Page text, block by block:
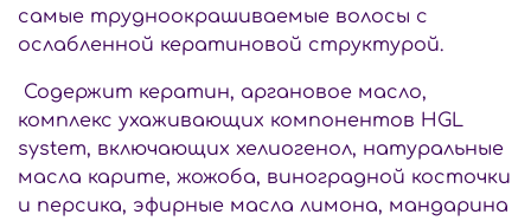
самые трудноокрашиваемые волосы с
ослабленной кератиновой структурой.
Содержит кератин, аргановое масло,
комплекс ухаживающих компонентов HGL
system, включающих хелиогенол, натуральные
масла карите, жожоба, виноградной косточки
и персика, эфирные масла лимона, мандарина